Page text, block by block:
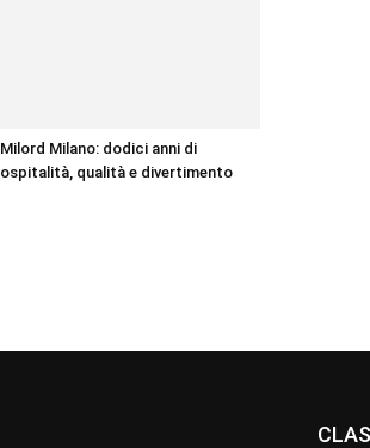
Milord Milano: dodici anni di
ospitalità, qualità e divertimento